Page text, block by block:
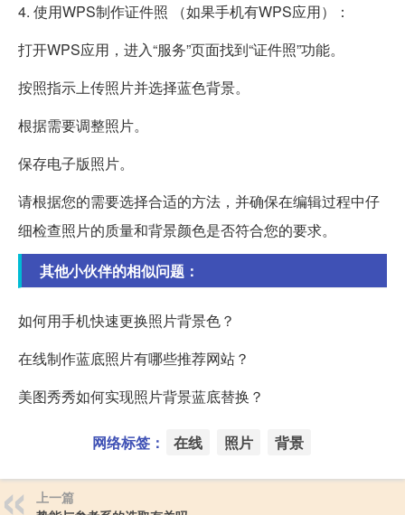
4. 使用WPS制作证件照 （如果手机有WPS应用）：
打开WPS应用，进入“服务”页面找到“证件照”功能。
按照指示上传照片并选择蓝色背景。
根据需要调整照片。
保存电子版照片。
请根据您的需要选择合适的方法，并确保在编辑过程中仔
细检查照片的质量和背景颜色是否符合您的要求。
其他小伙伴的相似问题：
如何用手机快速更换照片背景色？
在线制作蓝底照片有哪些推荐网站？
美图秀秀如何实现照片背景蓝底替换？
网络标签： 在线 照片 背景
上一篇